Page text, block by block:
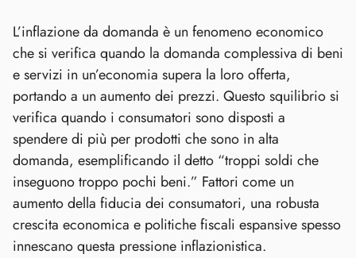
L’inflazione da domanda è un fenomeno economico
che si verifica quando la domanda complessiva di beni
e servizi in un’economia supera la loro offerta,
portando a un aumento dei prezzi. Questo squilibrio si
verifica quando i consumatori sono disposti a
spendere di più per prodotti che sono in alta
domanda, esemplificando il detto “troppi soldi che
inseguono troppo pochi beni.” Fattori come un
aumento della fiducia dei consumatori, una robusta
crescita economica e politiche fiscali espansive spesso
innescano questa pressione inflazionistica.